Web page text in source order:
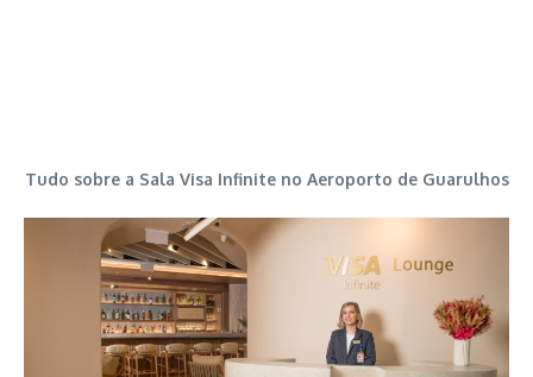
Tudo sobre a Sala Visa Infinite no Aeroporto de Guarulhos